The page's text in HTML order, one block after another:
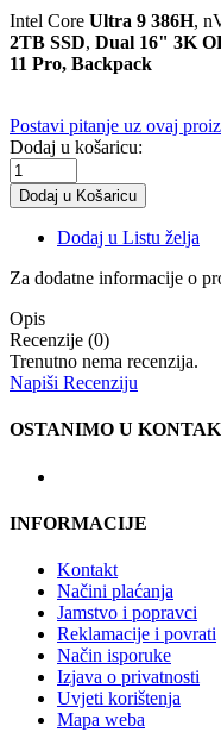
Intel Core Ultra 9 386H,
2TB SSD, Dual 16" 3K
11 Pro, Backpack
Postavi pitanje uz ovaj
Dodaj u košaricu:
Dodaj u Listu želja
Za dodatne informacije o
Opis
Recenzije (0)
Trenutno nema recenzija.
Napiši Recenziju
OSTANIMO U
INFORMACIJE
Kontakt
Načini plaćanja
Jamstvo i popravci
Reklamacije i povrati
Način isporuke
Izjava o privatnosti
Uvjeti korištenja
Mapa weba